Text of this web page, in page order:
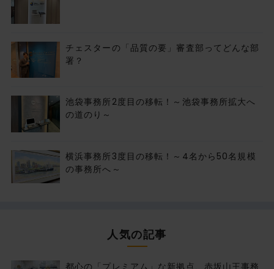
チェスターの「品質の要」審査部ってどんな部
署？
池袋事務所2度目の移転！～池袋事務所拡大へ
の道のり～
横浜事務所3度目の移転！～4名から50名規模
の事務所へ～
人気の記事
都心の「プレミアム」な新拠点、赤坂山王事務